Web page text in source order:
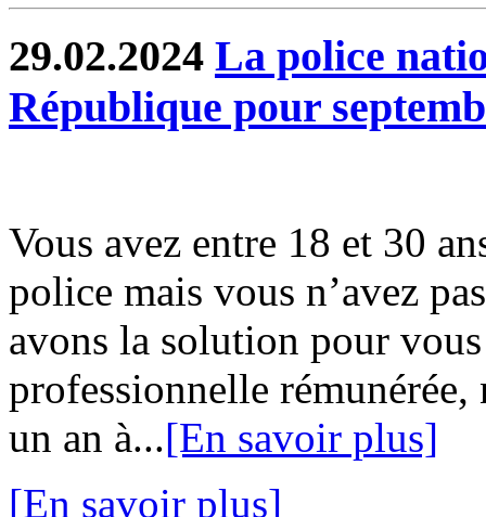
29.02.2024 La police
République pour
Vous avez entre 18 et 30
police mais vous n’avez
avons la solution pour
professionnelle
un an à...[En savoir plus]
[En savoir plus]